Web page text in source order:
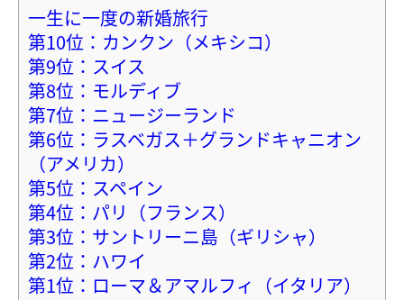
一生に一度の新婚旅行
第10位：カンクン（メキシコ）
第9位：スイス
第8位：モルディブ
第7位：ニュージーランド
第6位：ラスベガス＋グランドキャニオン
（アメリカ）
第5位：スペイン
第4位：パリ（フランス）
第3位：サントリーニ島（ギリシャ）
第2位：ハワイ
第1位：ローマ＆アマルフィ（イタリア）